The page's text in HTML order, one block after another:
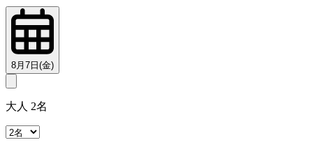
8月7日(金)
大人 2名